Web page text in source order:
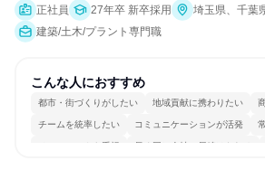
正社員
27年卒 新卒採用
埼玉県、千葉
建築/土木/プラント専門職
こんな人におすすめ
都市・街づくりがしたい 地域貢献に携わりたい
チームを統率したい コミュニケーションが活発
チームワークを重視 長く同じ会社に居続けられる